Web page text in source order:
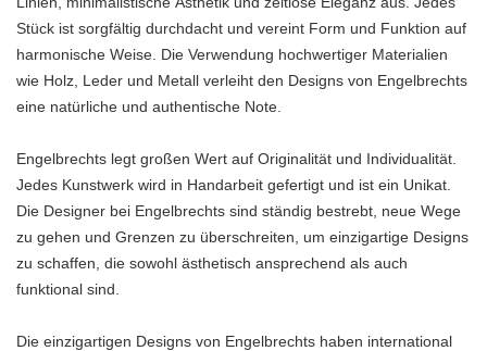
Stück ist sorgfältig durchdacht und vereint Form und Funktion auf
harmonische Weise. Die Verwendung hochwertiger Materialien
wie Holz, Leder und Metall verleiht den Designs von Engelbrechts
eine natürliche und authentische Note.
Engelbrechts legt großen Wert auf Originalität und Individualität.
Jedes Kunstwerk wird in Handarbeit gefertigt und ist ein Unikat.
Die Designer bei Engelbrechts sind ständig bestrebt, neue Wege
zu gehen und Grenzen zu überschreiten, um einzigartige Designs
zu schaffen, die sowohl ästhetisch ansprechend als auch
funktional sind.
Die einzigartigen Designs von Engelbrechts haben international